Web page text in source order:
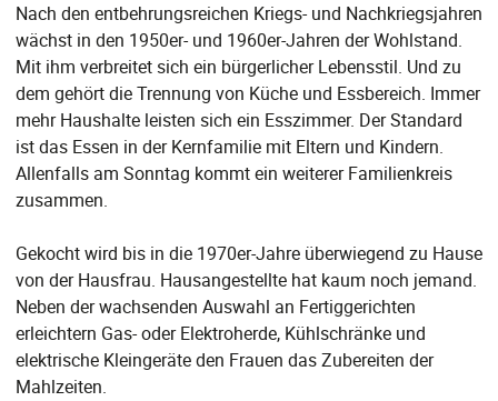
Nach den entbehrungsreichen Kriegs- und Nachkriegsjahren
wächst in den 1950er- und 1960er-Jahren der Wohlstand.
Mit ihm verbreitet sich ein bürgerlicher Lebensstil. Und zu
dem gehört die Trennung von Küche und Essbereich. Immer
mehr Haushalte leisten sich ein Esszimmer. Der Standard
ist das Essen in der Kernfamilie mit Eltern und Kindern.
Allenfalls am Sonntag kommt ein weiterer Familienkreis
zusammen.
Gekocht wird bis in die 1970er-Jahre überwiegend zu Hause
von der Hausfrau. Hausangestellte hat kaum noch jemand.
Neben der wachsenden Auswahl an Fertiggerichten
erleichtern Gas- oder Elektroherde, Kühlschränke und
elektrische Kleingeräte den Frauen das Zubereiten der
Mahlzeiten.